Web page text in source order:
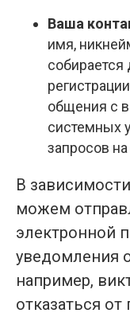
Ваша
имя,
общения с
системных
запросов
В
можем
электронной
уведомления
например,
отказаться